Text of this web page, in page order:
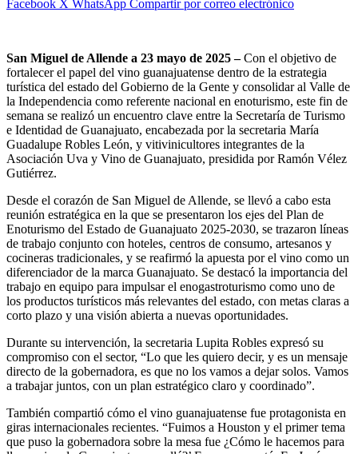
Facebook X WhatsApp Compartir por correo electrónico
San Miguel de Allende a 23 mayo de 2025 –Con el objetivo de
fortalecer el papel del vino guanajuatense dentro de la estrategia
turística del estado del Gobierno de la Gente y consolidar al Valle de
la Independencia como referente nacional en enoturismo, este fin de
semana se realizó un encuentro clave entre la Secretaría de Turismo
e Identidad de Guanajuato, encabezada por la secretaria María
Guadalupe Robles León, y vitivinicultores integrantes de la
Asociación Uva y Vino de Guanajuato, presidida por Ramón Vélez
Gutiérrez.
Desde el corazón de San Miguel de Allende, se llevó a cabo esta
reunión estratégica en la que se presentaron los ejes del Plan de
Enoturismo del Estado de Guanajuato 2025-2030, se trazaron líneas
de trabajo conjunto con hoteles, centros de consumo, artesanos y
cocineras tradicionales, y se reafirmó la apuesta por el vino como un
diferenciador de la marca Guanajuato. Se destacó la importancia del
trabajo en equipo para impulsar el enogastroturismo como uno de
los productos turísticos más relevantes del estado, con metas claras a
corto plazo y una visión abierta a nuevas oportunidades.
Durante su intervención, la secretaria Lupita Robles expresó su
compromiso con el sector, “Lo que les quiero decir, y es un mensaje
directo de la gobernadora, es que no los vamos a dejar solos. Vamos
a trabajar juntos, con un plan estratégico claro y coordinado”.
También compartió cómo el vino guanajuatense fue protagonista en
giras internacionales recientes. “Fuimos a Houston y el primer tema
que puso la gobernadora sobre la mesa fue ¿Cómo le hacemos para